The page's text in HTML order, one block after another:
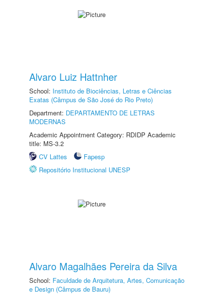
Alvaro Luiz Hattnher
School: Instituto de Biociências, Letras e Ciências
Exatas (Câmpus de São José do Rio Preto)
Department: DEPARTAMENTO DE LETRAS
MODERNAS
Academic Appointment Category: RDIDP Academic
title: MS-3.2
CV Lattes
Fapesp
Repositório Institucional UNESP
Alvaro Magalhães Pereira da Silva
School: Faculdade de Arquitetura, Artes, Comunicação
e Design (Câmpus de Bauru)